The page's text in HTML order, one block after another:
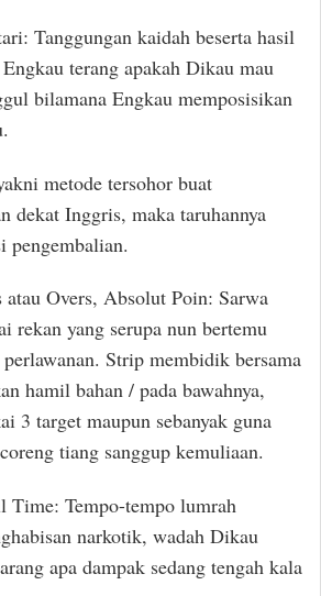
Tanggungan kaidah beserta hasil
terang apakah Dikau mau
bilamana Engkau memposisikan
metode tersohor buat
dekat Inggris, maka taruhannya
pengembalian.
Overs, Absolut Poin: Sarwa
rekan yang serupa nun bertemu
Strip membidik bersama
hamil bahan / pada bawahnya,
3 target maupun sebanyak guna
tiang sanggup kemuliaan.
Tempo-tempo lumrah
narkotik, wadah Dikau
apa dampak sedang tengah kala